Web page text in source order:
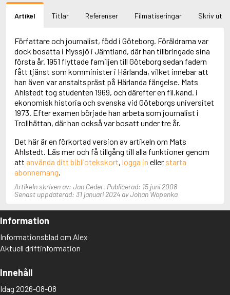
Adnan, Etel
Adolfsson, Evert
Adolfsson, Gunnar
Adolfsson, Josefine
Adolfsson, Maria
Adolphsen, Peter
Artikel Titlar Referenser Filmatiseringar Skriv ut
Författare och journalist, född i Göteborg. Föräldrarna var
dock bosatta i Myssjö i Jämtland, där han tillbringade sina
första år. 1951 flyttade familjen till Göteborg sedan fadern
fått tjänst som komminister i Härlanda, vilket innebar att
han även var anstaltspräst på Härlanda fängelse. Mats
Ahlstedt tog studenten 1969, och därefter en fil.kand. i
ekonomisk historia och svenska vid Göteborgs universitet
1973. Efter examen började han arbeta som journalist i
Trollhättan, där han också var bosatt under tre år.
Det här är en förkortad version av artikeln om Mats
Ahlstedt. Läs mer och få tillgång till alla funktioner genom
att använda ditt bibliotekskort, logga in eller starta
abonnemang
Artikeln skriven av: Jan Ceder. Publicerad: 15 juni 2008
Senast uppdaterad: 31 januari 2024 av Johan Wopenka
Information
Informationsblad om Alex
Aktuell driftinformation
Innehåll
Idag 2026-08-08